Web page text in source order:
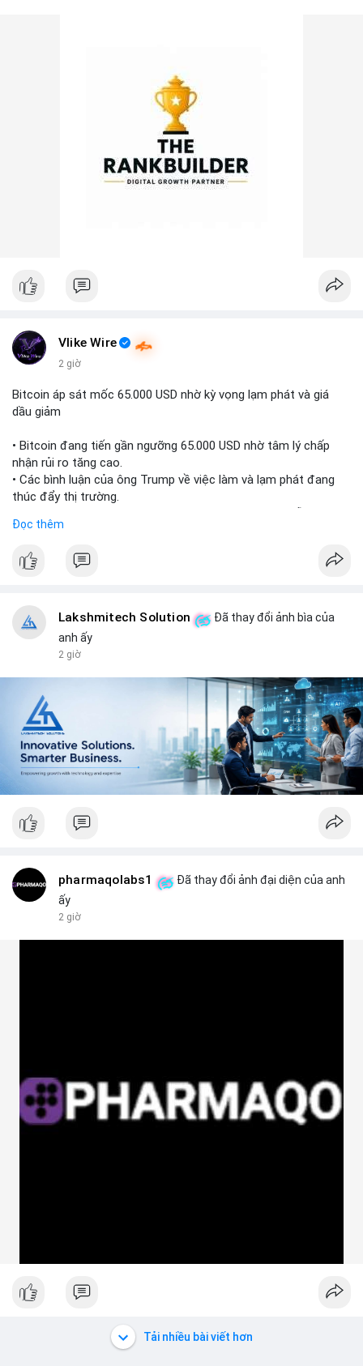
Vlike Wire
2 giờ
Bitcoin áp sát mốc 65.000 USD nhờ kỳ vọng lạm phát và giá
dầu giảm
• Bitcoin đang tiến gần ngưỡng 65.000 USD nhờ tâm lý chấp
nhận rủi ro tăng cao.
• Các bình luận của ông Trump về việc làm và lạm phát đang
thúc đẩy thị trường.
tăng của tài sản rủi ro.
phiếu kho bạc và chỉ số USD có giảm hay không.
$btc
📰 Nguồn: CoinDesk
Đọc thêm
Lakshmitech Solution
Đã thay đổi ảnh bìa của
anh ấy
2 giờ
pharmaqolabs1
Đã thay đổi ảnh đại diện của anh
ấy
2 giờ
Tải nhiều bài viết hơn